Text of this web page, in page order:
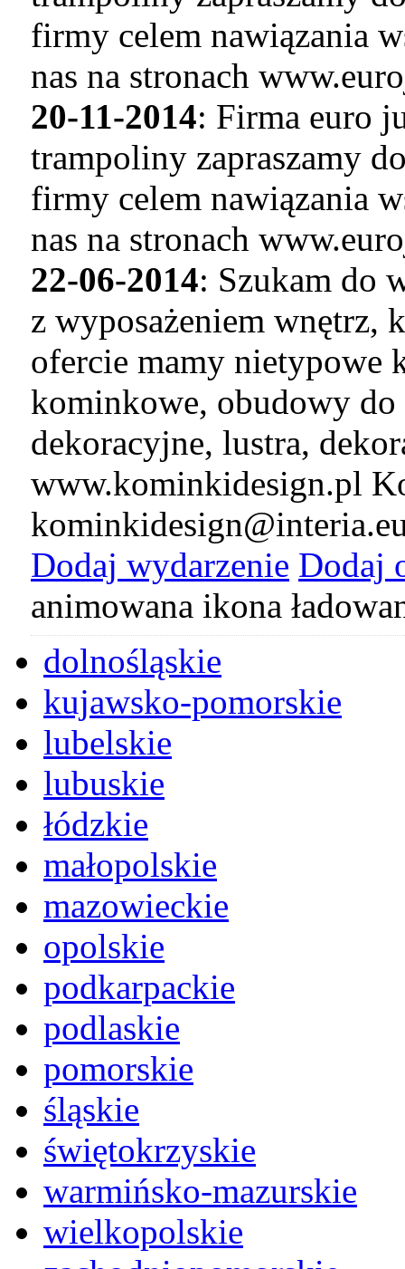
firmy celem nawiązania
nas na stronach
20-11-2014: Firma euro
trampoliny zapraszamy
firmy celem nawiązania
nas na stronach
22-06-2014: Szukam do
z wyposażeniem
ofercie mamy
kominkowe, obudowy
dekoracyjne, lustra,
www.kominkidesign.pl
Dodaj wydarzenie Dodaj
animowana ikona
dolnośląskie
kujawsko-pomorskie
lubelskie
lubuskie
łódzkie
małopolskie
mazowieckie
opolskie
podkarpackie
podlaskie
pomorskie
śląskie
świętokrzyskie
warmińsko-mazurskie
wielkopolskie